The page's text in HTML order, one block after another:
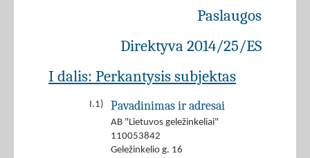
Paslaugos
Direktyva 2014/25/ES
I dalis: Perkantysis subjektas
I.1) Pavadinimas ir adresai
AB "Lietuvos geležinkeliai"
110053842
Geležinkelio g. 16